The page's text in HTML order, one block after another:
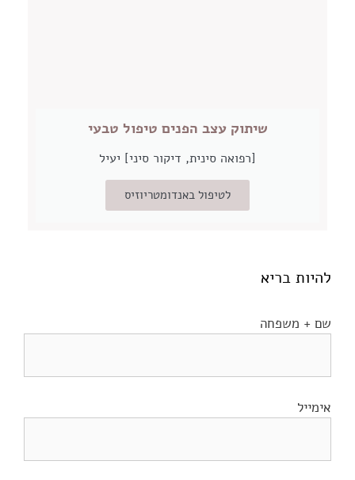
שיתוק עצב הפנים טיפול טבעי
[רפואה סינית, דיקור סיני] יעיל
לטיפול באנדומטריוזיס
להיות בריא
שם + משפחה
אימייל